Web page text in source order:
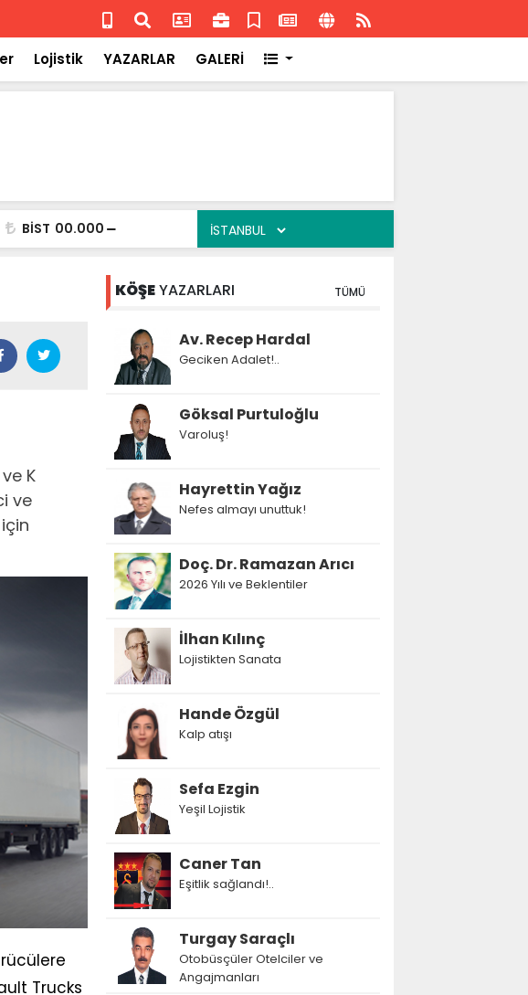
Isuzu'nun Fransa'daki başarısı
Lojistik YAZARLAR GALERİ
BİST 00.000
K
ve
Trucks
KÖŞEYAZARLARI TÜMÜ
Av. Recep Hardal
Geciken Adalet!..
Göksal Purtuloğlu
Varoluş!
Hayrettin Yağız
Nefes almayı unuttuk!
Doç. Dr. Ramazan Arıcı
2026 Yılı ve Beklentiler
İlhan Kılınç
Lojistikten Sanata
Hande Özgül
Kalp atışı
Sefa Ezgin
Yeşil Lojistik
Caner Tan
Eşitlik sağlandı!..
Turgay Saraçlı
Otobüsçüler Otelciler ve
Angajmanları